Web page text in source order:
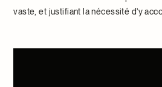
vaste, et justifiant la nécessité d’y